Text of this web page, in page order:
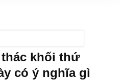
khối thứ
có ý nghĩa gì